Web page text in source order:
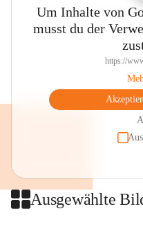
Um Inhalte von
musst du der
https://
Ausgewählte